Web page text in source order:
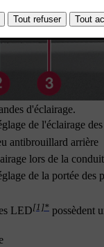
d'éclairage.
de l'éclairage
antibrouillard arrière
lors de la
de la portée des
LED[1]* possèdent